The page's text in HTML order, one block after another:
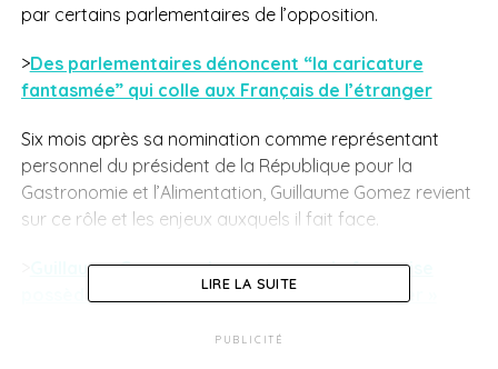
par certains parlementaires de l’opposition.
>Des parlementaires dénoncent “la caricature
fantasmée” qui colle aux Français de l’étranger
Six mois après sa nomination comme représentant
personnel du président de la République pour la
Gastronomie et l’Alimentation, Guillaume Gomez revient
sur ce rôle et les enjeux auxquels il fait face.
Guillaume Gomez : « La gastronomie française
possède une hégémonie naturelle à l’étranger »
The Sorority Foundation a lancé la plateforme d’écoute
LIRE LA SUITE
PUBLICITÉ